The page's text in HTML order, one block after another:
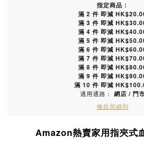
指定商品：
滿 2 件 即減
滿 3 件 即減
滿 4 件 即減
滿 5 件 即減
滿 6 件 即減
滿 7 件 即減
滿 8 件 即減
滿 9 件 即減
滿 10 件 即減
適用通路： 網店 / 門
條款與細則
Amazon熱賣家用指夾式